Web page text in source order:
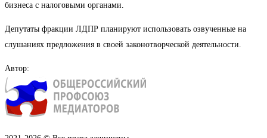
бизнеса с налоговыми органами.
Депутаты фракции ЛДПР планируют использовать озвученные на
слушаниях предложения в своей законотворческой деятельности.
Автор: